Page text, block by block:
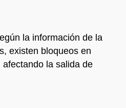
la información de la
existen bloqueos en
la salida de